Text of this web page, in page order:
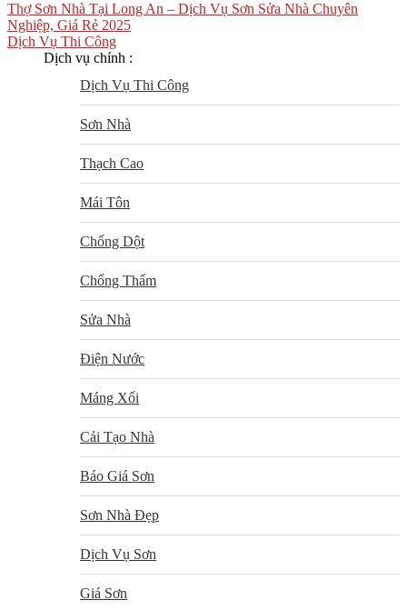
Thợ Sơn Nhà Tại Long An – Dịch Vụ Sơn Sửa Nhà Chuyên
Nghiệp, Giá Rẻ 2025
Dịch Vụ Thi Công
Dịch vụ chính :
Dịch Vụ Thi Công
Sơn Nhà
Thạch Cao
Mái Tôn
Chống Dột
Chống Thấm
Sửa Nhà
Điện Nước
Máng Xối
Cải Tạo Nhà
Báo Giá Sơn
Sơn Nhà Đẹp
Dịch Vụ Sơn
Giá Sơn